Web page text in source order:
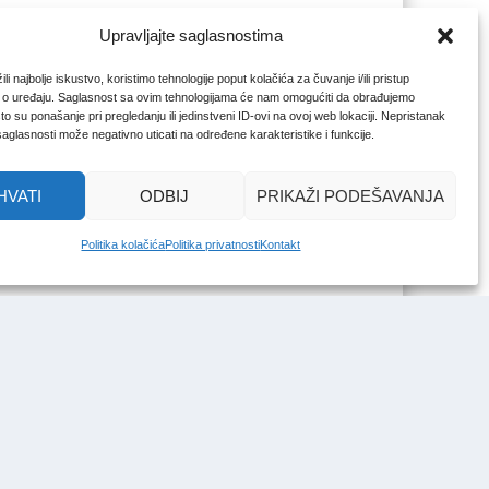
Upravljajte saglasnostima
najbolje iskustvo, koristimo tehnologije poput kolačića za čuvanje i/ili pristup
uređaju. Saglasnost sa ovim tehnologijama će nam omogućiti da obrađujemo
su ponašanje pri pregledanju ili jedinstveni ID-ovi na ovoj web lokaciji. Nepristanak
može negativno uticati na određene karakteristike i funkcije.
ODBIJ PRIKAŽI PODEŠAVANJA
Politika kolačićaPolitika privatnostiKontakt